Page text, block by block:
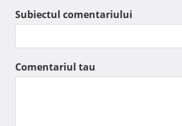
Subiectul comentariului
Comentariul tau